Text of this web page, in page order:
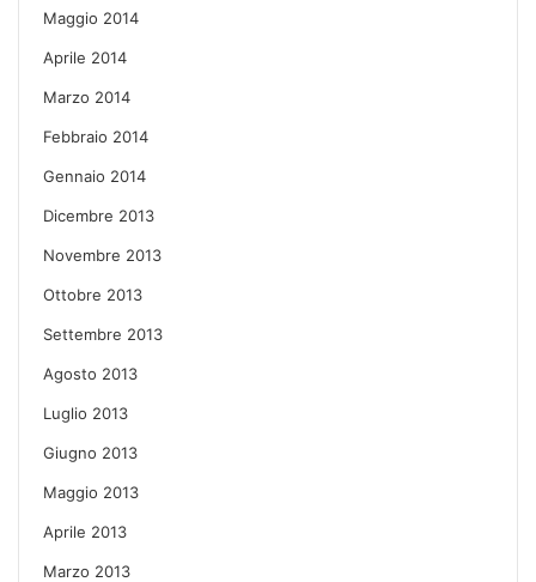
Maggio 2014
Aprile 2014
Marzo 2014
Febbraio 2014
Gennaio 2014
Dicembre 2013
Novembre 2013
Ottobre 2013
Settembre 2013
Agosto 2013
Luglio 2013
Giugno 2013
Maggio 2013
Aprile 2013
Marzo 2013